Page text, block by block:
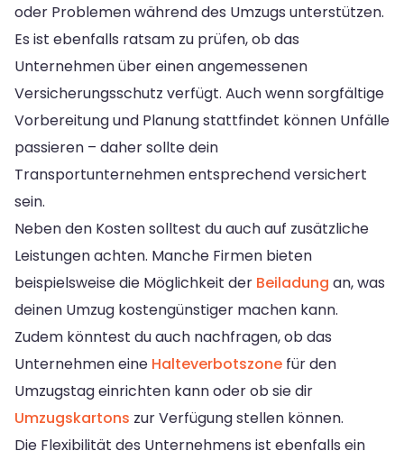
oder Problemen während des Umzugs unterstützen.
Es ist ebenfalls ratsam zu prüfen, ob das
Unternehmen über einen angemessenen
Versicherungsschutz verfügt. Auch wenn sorgfältige
Vorbereitung und Planung stattfindet können Unfälle
passieren – daher sollte dein
Transportunternehmen entsprechend versichert
sein.
Neben den Kosten solltest du auch auf zusätzliche
Leistungen achten. Manche Firmen bieten
beispielsweise die Möglichkeit der Beiladung an, was
deinen Umzug kostengünstiger machen kann.
Zudem könntest du auch nachfragen, ob das
Unternehmen eine Halteverbotszone für den
Umzugstag einrichten kann oder ob sie dir
Umzugskartons zur Verfügung stellen können.
Die Flexibilität des Unternehmens ist ebenfalls ein